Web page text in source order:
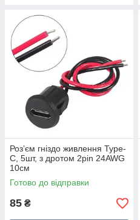
Роз’єм гніздо живлення Type-
C, 5шт, з дротом 2pin 24AWG
10см
Готово до відправки
85 ₴